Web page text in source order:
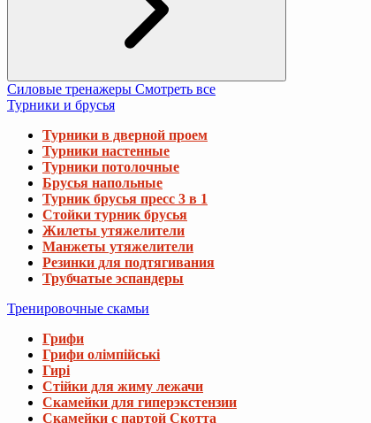
Силовые тренажеры Смотреть все
Турники и брусья
Турники в дверной проем
Турники настенные
Турники потолочные
Брусья напольные
Турник брусья пресс 3 в 1
Стойки турник брусья
Жилеты утяжелители
Манжеты утяжелители
Резинки для подтягивания
Трубчатые эспандеры
Тренировочные скамьи
Грифи
Грифи олімпійські
Гирі
Стійки для жиму лежачи
Скамейки для гиперэкстензии
Скамейки с партой Скотта